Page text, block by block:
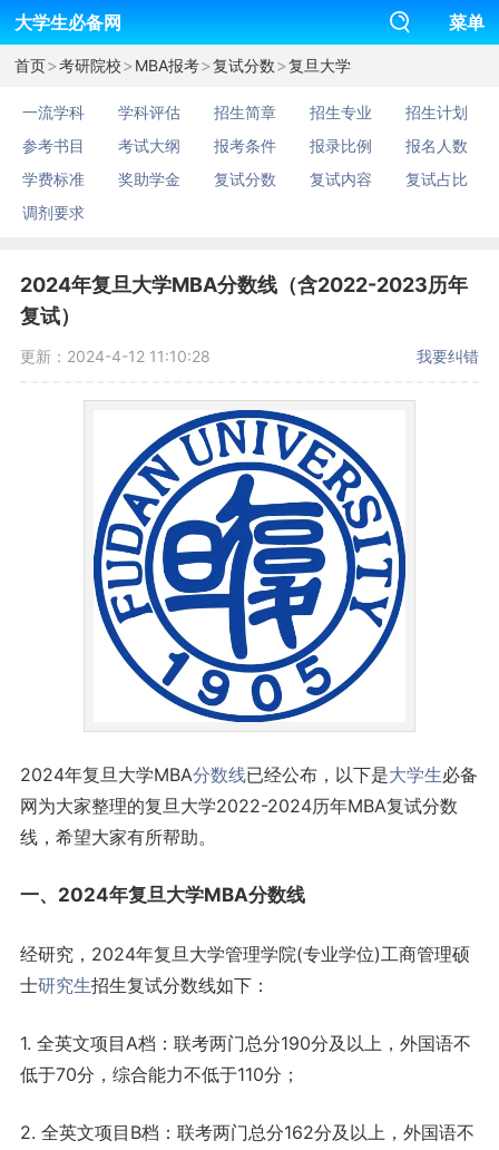
大学生必备网 菜单
首页>考研院校>MBA报考>复试分数>复旦大学
一流学科 学科评估 招生简章 招生专业
招生计划
参考书目
考试大纲 报考条件 报录比例
报名人数
学费标准
奖助学金 复试分数 复试内容
复试占比
调剂要求
2024年复旦大学MBA分数线（含2022-2023历年
复试）
更新：2024-4-12 11:10:28 我要纠错
2024年复旦大学MBA分数线已经公布，以下是大学生必备
网为大家整理的复旦大学2022-2024历年MBA复试分数
线，希望大家有所帮助。
一、2024年复旦大学MBA分数线
经研究，2024年复旦大学管理学院(专业学位)工商管理硕
士研究生招生复试分数线如下：
1. 全英文项目A档：联考两门总分190分及以上，外国语不
低于70分，综合能力不低于110分；
2. 全英文项目B档：联考两门总分162分及以上，外国语不